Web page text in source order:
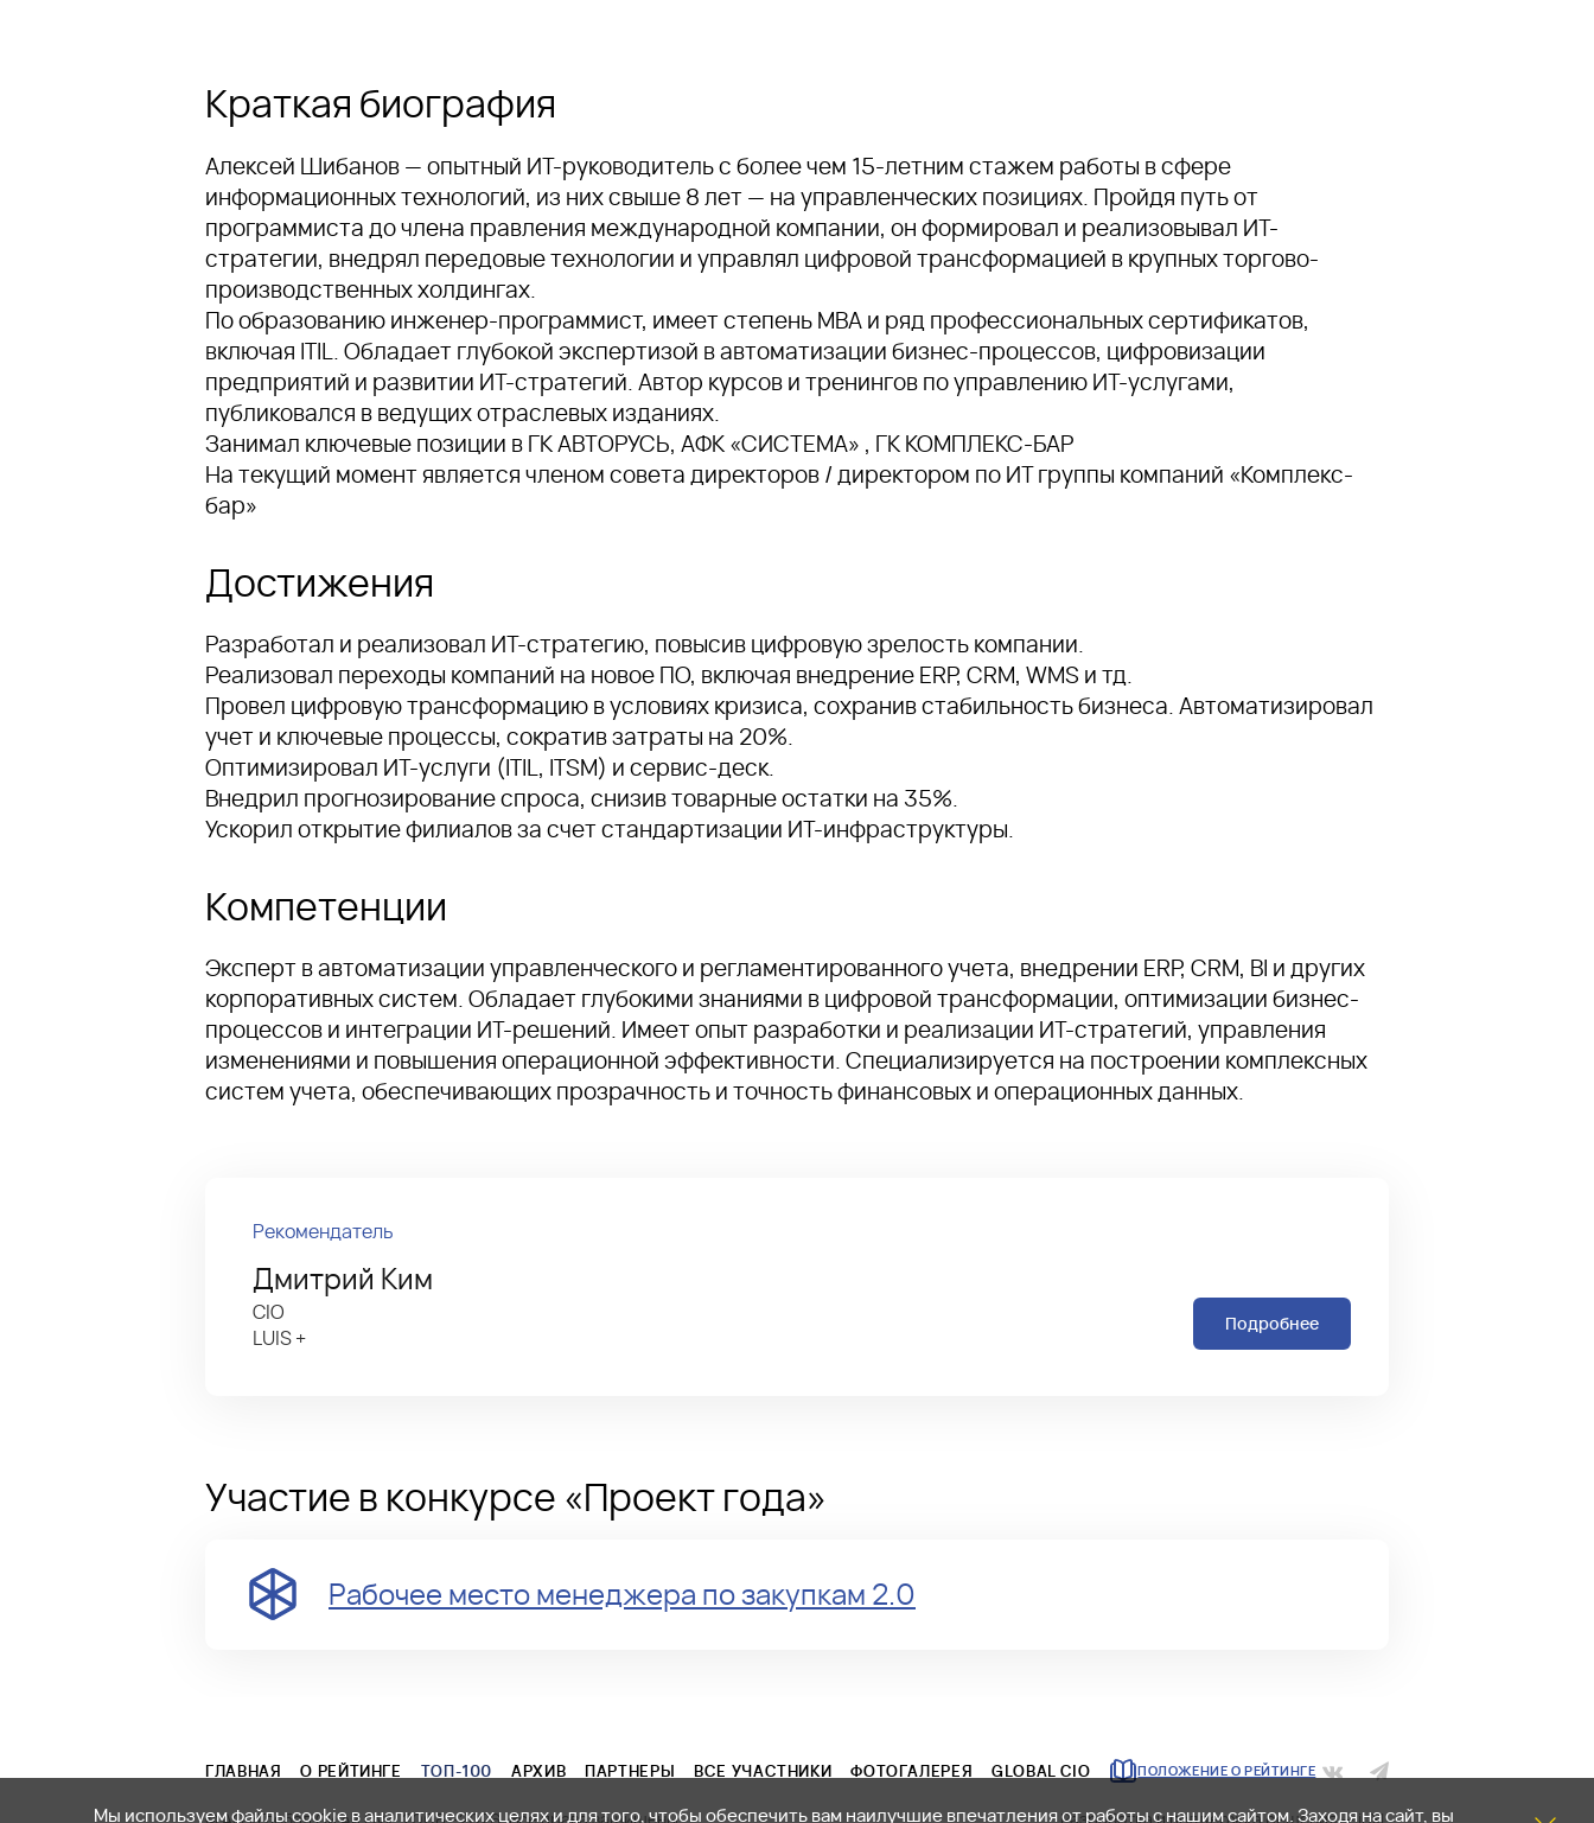
Краткая биография
Алексей Шибанов — опытный ИТ-руководитель с более чем 15-летним стажем работы в сфере
информационных технологий, из них свыше 8 лет — на управленческих позициях. Пройдя путь от
программиста до члена правления международной компании, он формировал и реализовывал ИТ-
стратегии, внедрял передовые технологии и управлял цифровой трансформацией в крупных торгово-
производственных холдингах.
По образованию инженер-программист, имеет степень MBA и ряд профессиональных сертификатов,
включая ITIL. Обладает глубокой экспертизой в автоматизации бизнес-процессов, цифровизации
предприятий и развитии ИТ-стратегий. Автор курсов и тренингов по управлению ИТ-услугами,
публиковался в ведущих отраслевых изданиях.
Занимал ключевые позиции в ГК АВТОРУСЬ, АФК «СИСТЕМА» , ГК КОМПЛЕКС-БАР
На текущий момент является членом совета директоров / директором по ИТ группы компаний «Комплекс-
бар»
Достижения
Разработал и реализовал ИТ-стратегию, повысив цифровую зрелость компании.
Реализовал переходы компаний на новое ПО, включая внедрение ERP, CRM, WMS и тд.
Провел цифровую трансформацию в условиях кризиса, сохранив стабильность бизнеса. Автоматизировал
учет и ключевые процессы, сократив затраты на 20%.
Оптимизировал ИТ-услуги (ITIL, ITSM) и сервис-деск.
Внедрил прогнозирование спроса, снизив товарные остатки на 35%.
Ускорил открытие филиалов за счет стандартизации ИТ-инфраструктуры.
Компетенции
Эксперт в автоматизации управленческого и регламентированного учета, внедрении ERP, CRM, BI и других
корпоративных систем. Обладает глубокими знаниями в цифровой трансформации, оптимизации бизнес-
процессов и интеграции ИТ-решений. Имеет опыт разработки и реализации ИТ-стратегий, управления
изменениями и повышения операционной эффективности. Специализируется на построении комплексных
систем учета, обеспечивающих прозрачность и точность финансовых и операционных данных.
Рекомендатель
Дмитрий Ким
CIO
LUIS +
Подробнее
Участие в конкурсе «Проект года»
Рабочее место менеджера по закупкам 2.0
ГЛАВНАЯ О РЕЙТИНГЕ ТОП-100 АРХИВ ПАРТНЕРЫ ВСЕ УЧАСТНИКИ ФОТОГАЛЕРЕЯ GLOBAL CIO ПОЛОЖЕНИЕ О РЕЙТИНГЕ
Мы используем файлы cookie в аналитических целях и для того, чтобы обеспечить вам наилучшие впечатления от работы с нашим сайтом. Заходя на сайт, вы